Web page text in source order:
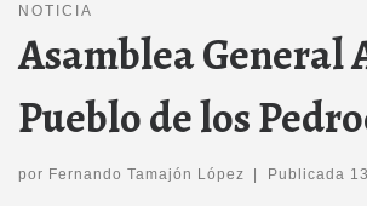
NOTICIA
Asamblea General
Pueblo de los
por Fernando Tamajón López Publicada